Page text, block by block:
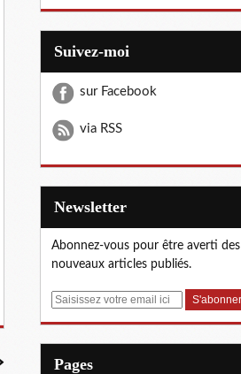
Suivez-moi
sur Facebook
via RSS
Newsletter
Abonnez-vous pour être averti des
nouveaux articles publiés.
E
Pages